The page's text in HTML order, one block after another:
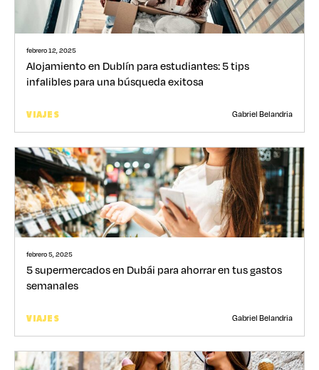
febrero 12, 2025
Alojamiento en Dublín para estudiantes: 5 tips
infalibles para una búsqueda exitosa
VIAJES Gabriel Belandria
febrero 5, 2025
5 supermercados en Dubái para ahorrar en tus gastos
semanales
VIAJES Gabriel Belandria